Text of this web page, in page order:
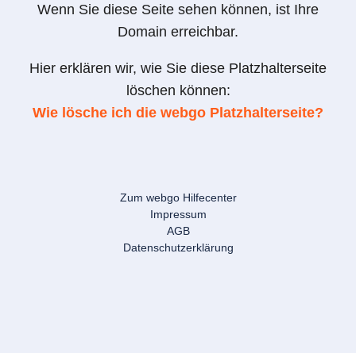
Wenn Sie diese Seite sehen können, ist Ihre
Domain erreichbar.
Hier erklären wir, wie Sie diese Platzhalterseite
löschen können:
Wie lösche ich die webgo Platzhalterseite?
Zum webgo Hilfecenter
Impressum
AGB
Datenschutzerklärung